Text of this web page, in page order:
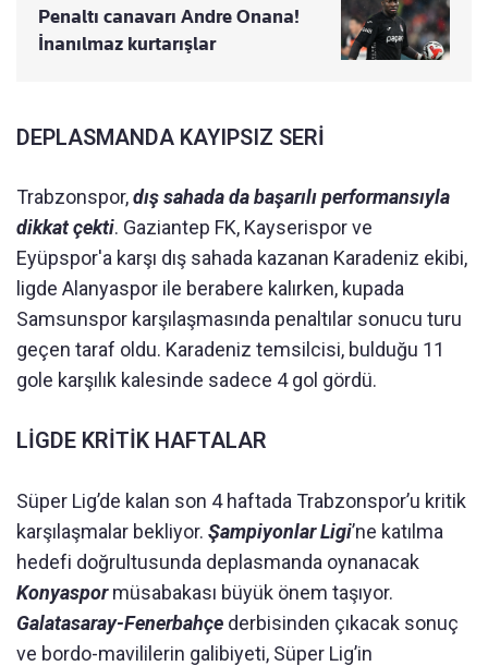
Penaltı canavarı Andre Onana!
İnanılmaz kurtarışlar
DEPLASMANDA KAYIPSIZ SERİ
Trabzonspor,dış sahada da başarılı performansıyla
dikkat çekti. Gaziantep FK, Kayserispor ve
Eyüpspor'a karşı dış sahada kazanan Karadeniz ekibi,
ligde Alanyaspor ile berabere kalırken, kupada
Samsunspor karşılaşmasında penaltılar sonucu turu
geçen taraf oldu. Karadeniz temsilcisi, bulduğu 11
gole karşılık kalesinde sadece 4 gol gördü.
LİGDE KRİTİK HAFTALAR
Süper Lig’de kalan son 4 haftada Trabzonspor’u kritik
karşılaşmalar bekliyor. Şampiyonlar Ligi’ne katılma
hedefi doğrultusunda deplasmanda oynanacak
Konyaspormüsabakası büyük önem taşıyor.
Galatasaray-Fenerbahçe derbisinden çıkacak sonuç
ve bordo-mavililerin galibiyeti, Süper Lig’in